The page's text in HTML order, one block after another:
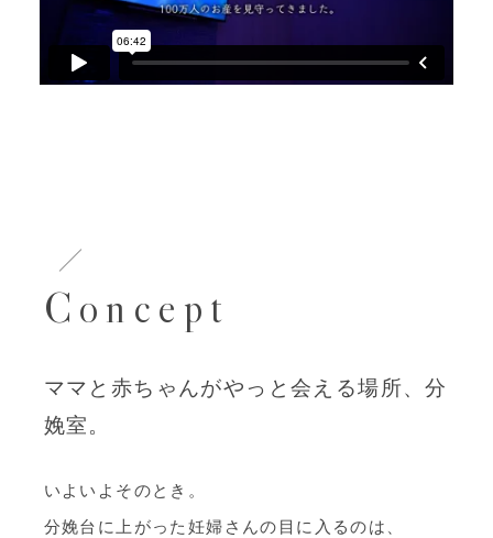
Concept
ママと赤ちゃんがやっと会える場所、分
娩室。
いよいよそのとき。
分娩台に上がった妊婦さんの目に入るのは、